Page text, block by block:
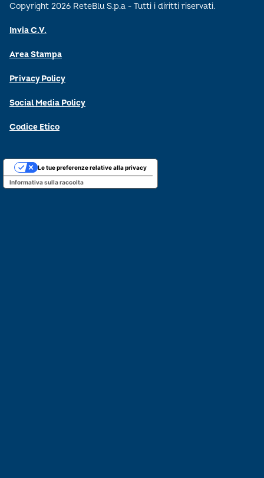
Copyright 2026 ReteBlu S.p.a - Tutti i diritti riservati.
Invia C.V.
Area Stampa
Privacy Policy
Social Media Policy
Codice Etico
Informativa sulla raccolta
Le tue preferenze relative alla privacy